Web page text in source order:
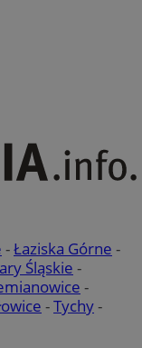
-Łaziska Górne -
Śląskie -
-
-Tychy-